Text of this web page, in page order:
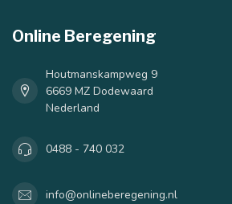
40 mm
Online Beregening
Houtmanskampweg 9
6669 MZ Dodewaard
Nederland
0488 - 740 032
info@onlineberegening.nl